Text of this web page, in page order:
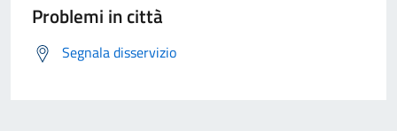
Problemi in città
Segnala disservizio